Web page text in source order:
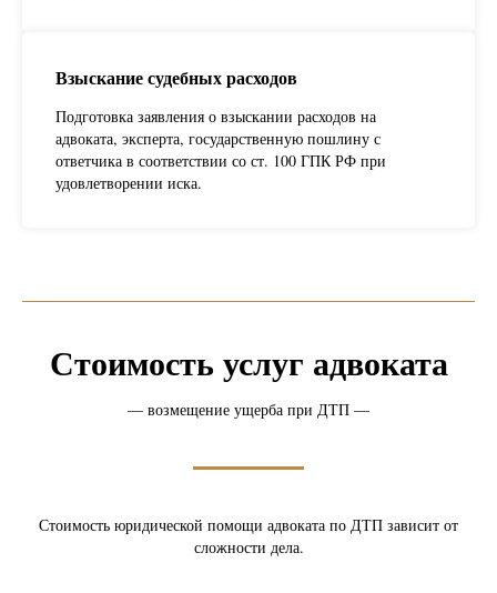
Взыскание судебных расходов
Подготовка заявления о взыскании расходов на
адвоката, эксперта, государственную пошлину с
ответчика в соответствии со ст. 100 ГПК РФ при
удовлетворении иска.
Стоимость услуг адвоката
— возмещение ущерба при ДТП —
Стоимость юридической помощи адвоката по ДТП зависит от
сложности дела.